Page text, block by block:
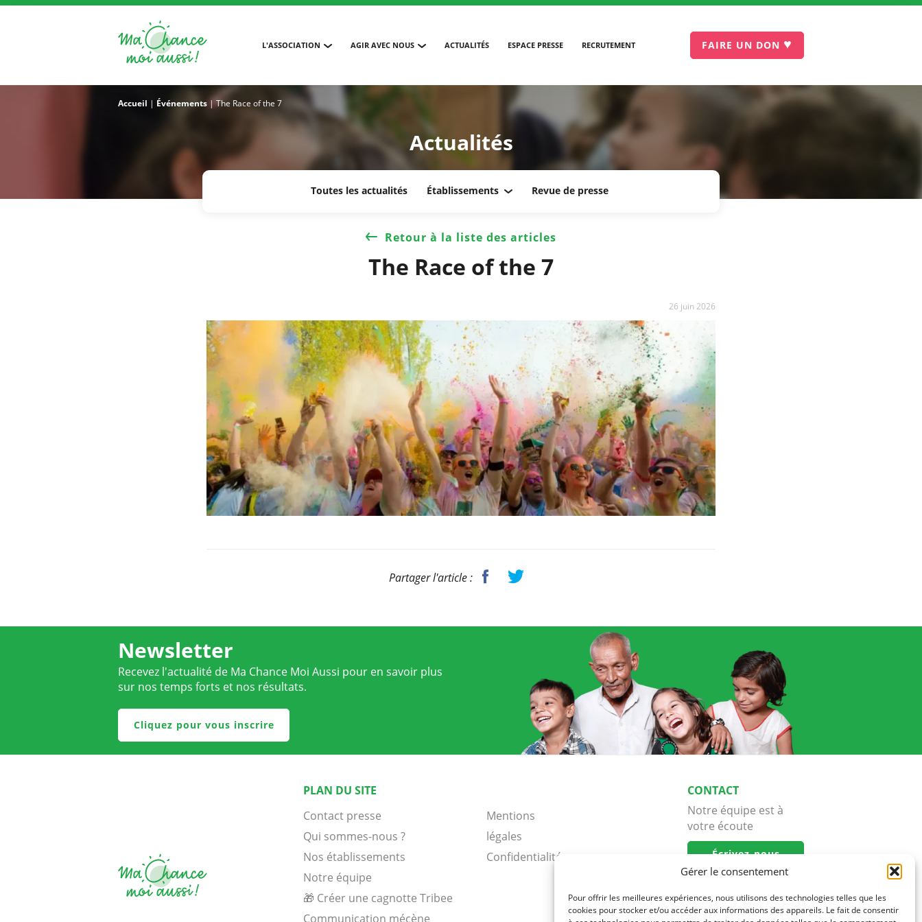
Gérer le consentement
Pour offrir les meilleures expériences, nous utilisons des technologies telles que les
cookies pour stocker et/ou accéder aux informations des appareils. Le fait de consentir
L'ASSOCIATION AGIR AVEC NOUS ACTUALITÉS ESPACE PRESSE RECRUTEMENT FAIRE UN DON ♥
Accueil | Événements |The Race of the 7
Actualités
Toutes les actualités Établissements Revue de presse
Retour à la liste des articles
The Race of the 7
26 juin 2026
Partager l'article :
Newsletter
Recevez l'actualité de Ma Chance Moi Aussi pour en savoir plus
sur nos temps forts et nos résultats.
Cliquez pour vous inscrire
CONTACT
Notre équipe est à
votre écoute
Écrivez-nous
PLAN DU SITE
Contact presse
Qui sommes-nous ?
Nos établissements
Notre équipe
🎁 Créer une cagnotte Tribee
Communication mécène
Mentions
légales
Confidentialité